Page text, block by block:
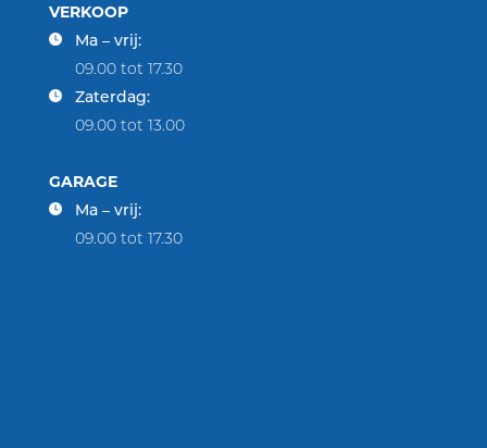
VERKOOP
Ma – vrij:
09.00 tot 17.30
Zaterdag:
09.00 tot 13.00
GARAGE
Ma – vrij:
09.00 tot 17.30